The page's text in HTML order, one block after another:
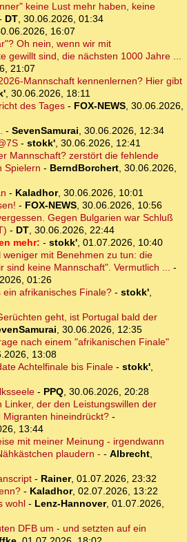
keine Lust mehr haben, keine
DT, 30.06.2026, 01:34
16:07
Oh nein, wenn wir mit
gewillt sind, die nächsten 1000 Jahre ...
21:07
Mannschaft kennenlernen? Hier gibt
, 30.06.2026, 18:11
des Tages- FOX-NEWS, 30.06.2026,
- SevenSamurai, 30.06.2026, 12:34
- stokk', 30.06.2026, 12:41
Mannschaft? zerstört die fehlende
Spielern - BerndBorchert, 30.06.2026,
- Kaladhor, 30.06.2026, 10:01
- FOX-NEWS, 30.06.2026, 10:56
Gegen Bulgarien war Schluß
- DT, 30.06.2026, 22:44
mehr: - stokk', 01.07.2026, 10:40
weniger mit Benehmen zu tun: die
sind keine Mannschaft". Vermutlich ... -
01:26
afrikanisches Finale?- stokk',
geht, ist Portugal bald der
, 30.06.2026, 12:35
nach einem "afrikanischen Finale"
13:08
Achtelfinale bis Finale- stokk',
- PPQ, 30.06.2026, 20:28
Linker, der den Leistungswillen der
hineindrückt? -
13:44
mit meiner Meinung - irgendwann
plaudern - - Albrecht,
- Rainer, 01.07.2026, 23:32
- Kaladhor, 02.07.2026, 13:22
wohl- Lenz-Hannover, 01.07.2026,
DFB um - und setzten auf ein